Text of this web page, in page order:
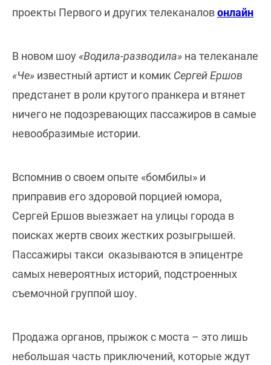
проекты Первого и других телеканаловонлайн
В новом шоу «Водила-разводила» на телеканале
«Че» известный артист и комик Сергей Ершов
предстанет в роли крутого пранкера и втянет
ничего не подозревающих пассажиров в самые
невообразимые истории.
Вспомнив о своем опыте «бомбилы» и
приправив его здоровой порцией юмора,
Сергей Ершов выезжает на улицы города в
поисках жертв своих жестких розыгрышей.
Пассажиры такси оказываются в эпицентре
самых невероятных историй, подстроенных
съемочной группой шоу.
Продажа органов, прыжок с моста – это лишь
небольшая часть приключений, которые ждут